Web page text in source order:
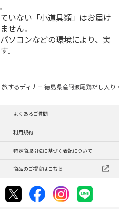
いない「小道具類」はお届け
せん。
ソコンなどの環境により、実
。
旅するディナー 徳島県産阿波尾鶏だし入
よくあるご質問
利用規約
特定商取引法に基づく表記について
商品のご提案はこちら